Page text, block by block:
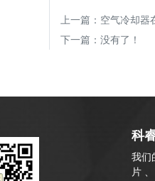
上一篇： 空气冷却器
下一篇：没有了！
科
我们
片